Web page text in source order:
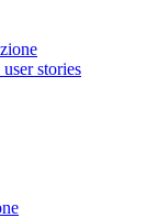
stories